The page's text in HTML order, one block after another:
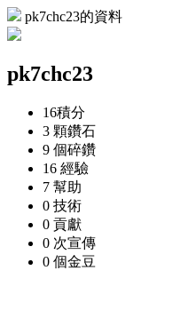
pk7chc23的資料
pk7chc23
16積分
3 顆鑽石
9 個碎鑽
16 經驗
7 幫助
0 技術
0 貢獻
0 次宣傳
0 個金豆